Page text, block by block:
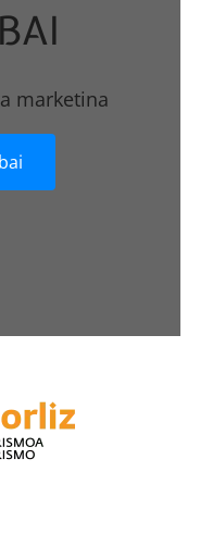
marketina